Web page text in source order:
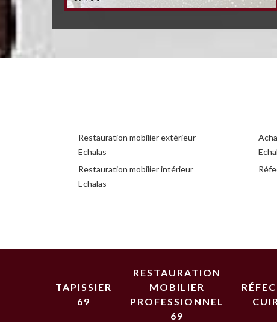
Restauration mobilier extérieur
Echalas
Restauration mobilier intérieur
Echalas
TAPISSIER
69
RESTAURATION
MOBILIER
PROFESSIONNEL
69